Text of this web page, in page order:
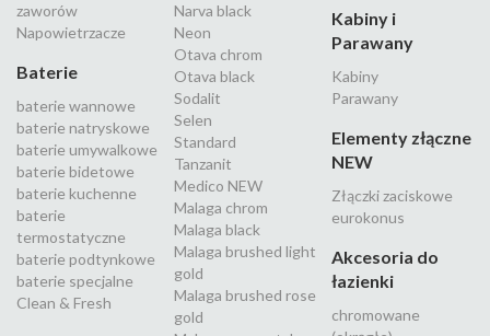
zaworów
Napowietrzacze
Baterie
baterie wannowe
baterie natryskowe
baterie umywalkowe
baterie bidetowe
baterie kuchenne
baterie
termostatyczne
baterie podtynkowe
baterie specjalne
Clean & Fresh
Narva black
Neon
Otava chrom
Otava black
Sodalit
Selen
Standard
Tanzanit
Medico NEW
Malaga chrom
Malaga black
Malaga brushed light
gold
Malaga brushed rose
gold
Kabiny i
Parawany
Kabiny
Parawany
Elementy złączne
NEW
Złączki zaciskowe
eurokonus
Akcesoria do
łazienki
chromowane